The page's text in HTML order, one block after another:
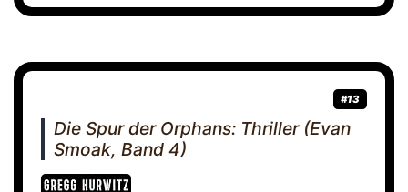
#13
Die Spur der Orphans: Thriller (Evan
Smoak, Band 4)